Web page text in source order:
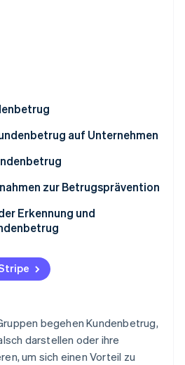
Sessions 2026
ansehen
auf Unternehmen
zur Betrugsprävention
aufstellen
umsetzen
kontrollieren
Erkennung und
begehen Kundenbetrug,
darstellen oder ihre
um sich einen Vorteil zu